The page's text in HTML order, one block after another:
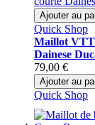
Ajouter au
Quick Shop
Maillot VTT
Dainese
79,00 €
Ajouter au
Quick Shop